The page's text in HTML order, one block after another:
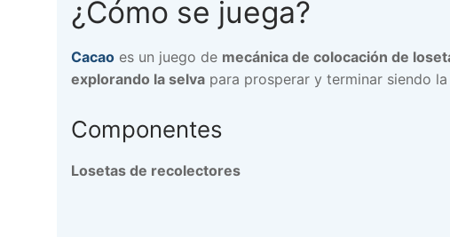
¿Cómo se juega?
Cacao es un juego de mecánica de colocación de
explorando la selva para prosperar y terminar siendo
Componentes
Losetas de recolectores